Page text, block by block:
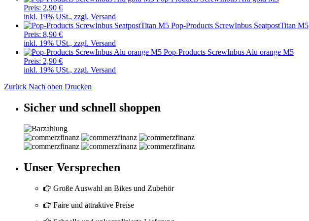
Preis: 2,90 €
inkl. 19% USt., zzgl. Versand
Pop-Products ScrewInbus SeatpostTitan M5
Preis: 8,90 €
inkl. 19% USt., zzgl. Versand
Pop-Products ScrewInbus Alu orange M5
Preis: 2,90 €
inkl. 19% USt., zzgl. Versand
Zurück Nach oben Drucken
Sicher und schnell shoppen
Unser Versprechen
Große Auswahl an Bikes und Zubehör
Faire und attraktive Preise